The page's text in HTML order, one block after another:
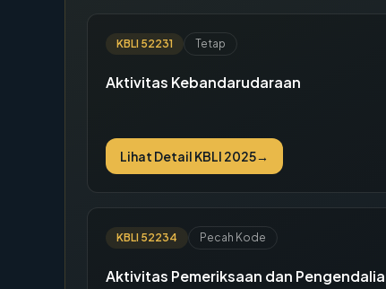
KBLI 52231 Tetap
Aktivitas Kebandarudaraan
Lihat Detail KBLI 2025→
KBLI 52234 Pecah Kode
Aktivitas Pemeriksaan dan